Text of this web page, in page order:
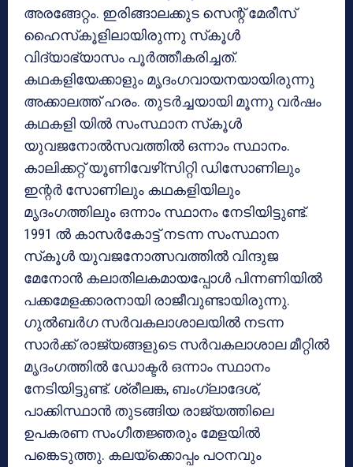
അരങ്ങേറ്റം. ഇരിങ്ങാലക്കുട സെന്റ് മേരീസ്
ഹൈസ്‌കൂളിലായിരുന്നു സ്‌കൂള്‍
വിദ്യാഭ്യാസം പൂര്‍ത്തീകരിച്ചത്.
കഥകളിയേക്കാളും മൃദംഗവായനയായിരുന്നു
അക്കാലത്ത് ഹരം. തുടര്‍ച്ചയായി മൂന്നു വര്‍ഷം
കഥകളി യില്‍ സംസ്ഥാന സ്‌കൂള്‍
യുവജനോല്‍സവത്തില്‍ ഒന്നാം സ്ഥാനം.
കാലിക്കറ്റ് യൂണിവേഴി്സിറ്റി ഡിസോണിലും
ഇന്റര്‍ സോണിലും കഥകളിയിലും
മൃദംഗത്തിലും ഒന്നാം സ്ഥാനം നേടിയിട്ടുണ്ട്.
1991 ല്‍ കാസര്‍കോട്ട് നടന്ന സംസ്ഥാന
സ്‌കൂള്‍ യുവജനോത്സവത്തില്‍ വിന്ദുജ
മേനോന്‍ കലാതിലകമായപ്പോള്‍ പിന്നണിയില്‍
പക്കമേളക്കാരനായി രാജീവുണ്ടായിരുന്നു.
ഗുല്‍ബര്‍ഗ സര്‍വകലാശാലയില്‍ നടന്ന
സാര്‍ക്ക് രാജ്യങ്ങളുടെ സര്‍വകലാശാല മീറ്റില്‍
മൃദംഗത്തില്‍ ഡോക്ടര്‍ ഒന്നാം സ്ഥാനം
നേടിയിട്ടുണ്ട്. ശ്രീലങ്ക, ബംഗ്ലാദേശ്,
പാക്കിസ്ഥാന്‍ തുടങ്ങിയ രാജ്യത്തിലെ
ഉപകരണ സംഗീതജ്ഞരും മേളയില്‍
പങ്കെടുത്തു. കലയ്ക്കൊപ്പം പഠനവും